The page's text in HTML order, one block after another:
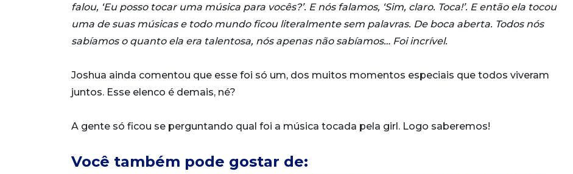
falou, ‘Eu posso tocar uma música para vocês?’. E nós falamos, ‘Sim, claro. Toca!’. E então ela tocou
uma de suas músicas e todo mundo ficou literalmente sem palavras. De boca aberta. Todos nós
sabíamos o quanto ela era talentosa, nós apenas não sabíamos… Foi incrível.
Joshua ainda comentou que esse foi só um, dos muitos momentos especiais que todos viveram
juntos. Esse elenco é demais, né?
A gente só ficou se perguntando qual foi a música tocada pela girl. Logo saberemos!
Você também pode gostar de: